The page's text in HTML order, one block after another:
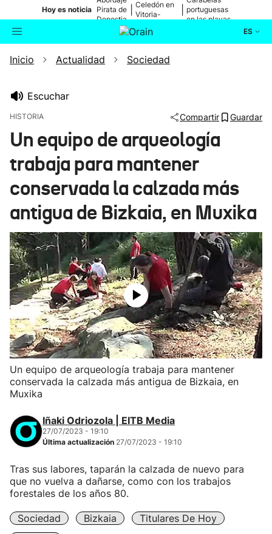
Hoy es noticia Pirata de
Donostia
Celedón en
Vitoria-
portuguesas
en las playas
ES
Buscador Actualidad
Ikusmiran
Eguraldia
Inicio Actualidad Sociedad
Escuchar
HISTORIA Compartir Guardar
Un equipo de arqueología
trabaja para mantener
conservada la calzada más
antigua de Bizkaia, en Muxika
Un equipo de arqueología trabaja para mantener
conservada la calzada más antigua de Bizkaia, en
Muxika
Iñaki Odriozola | EITB Media
27/07/2023 - 19:10
Última actualización 27/07/2023 - 19:10
Tras sus labores, taparán la calzada de nuevo para
que no vuelva a dañarse, como con los trabajos
forestales de los años 80.
Sociedad Bizkaia
Titulares De Hoy